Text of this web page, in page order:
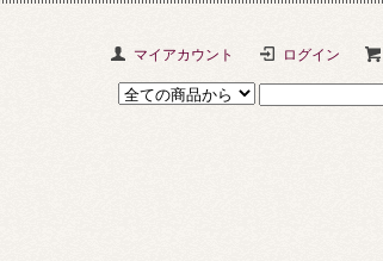
マイアカウント ログイン